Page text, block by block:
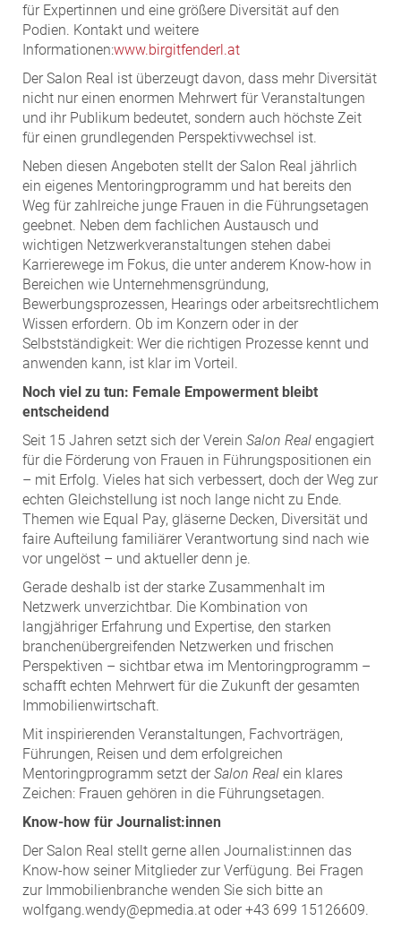
für Expertinnen und eine größere Diversität auf den
Podien. Kontakt und weitere
Informationen:www.birgitfenderl.at
Der Salon Real ist überzeugt davon, dass mehr Diversität
nicht nur einen enormen Mehrwert für Veranstaltungen
und ihr Publikum bedeutet, sondern auch höchste Zeit
für einen grundlegenden Perspektivwechsel ist.
Neben diesen Angeboten stellt der Salon Real jährlich
ein eigenes Mentoringprogramm und hat bereits den
Weg für zahlreiche junge Frauen in die Führungsetagen
geebnet. Neben dem fachlichen Austausch und
wichtigen Netzwerkveranstaltungen stehen dabei
Karrierewege im Fokus, die unter anderem Know-how in
Bereichen wie Unternehmensgründung,
Bewerbungsprozessen, Hearings oder arbeitsrechtlichem
Wissen erfordern. Ob im Konzern oder in der
Selbstständigkeit: Wer die richtigen Prozesse kennt und
anwenden kann, ist klar im Vorteil.
Noch viel zu tun: Female Empowerment bleibt
entscheidend
Seit 15 Jahren setzt sich der Verein Salon Real engagiert
für die Förderung von Frauen in Führungspositionen ein
– mit Erfolg. Vieles hat sich verbessert, doch der Weg zur
echten Gleichstellung ist noch lange nicht zu Ende.
Themen wie Equal Pay, gläserne Decken, Diversität und
faire Aufteilung familiärer Verantwortung sind nach wie
vor ungelöst – und aktueller denn je.
Gerade deshalb ist der starke Zusammenhalt im
Netzwerk unverzichtbar. Die Kombination von
langjähriger Erfahrung und Expertise, den starken
branchenübergreifenden Netzwerken und frischen
Perspektiven – sichtbar etwa im Mentoringprogramm –
schafft echten Mehrwert für die Zukunft der gesamten
Immobilienwirtschaft.
Mit inspirierenden Veranstaltungen, Fachvorträgen,
Führungen, Reisen und dem erfolgreichen
Mentoringprogramm setzt der Salon Real ein klares
Zeichen: Frauen gehören in die Führungsetagen.
Know-how für Journalist:innen
Der Salon Real stellt gerne allen Journalist:innen das
Know-how seiner Mitglieder zur Verfügung. Bei Fragen
zur Immobilienbranche wenden Sie sich bitte an
wolfgang.wendy@epmedia.at oder +43 699 15126609.